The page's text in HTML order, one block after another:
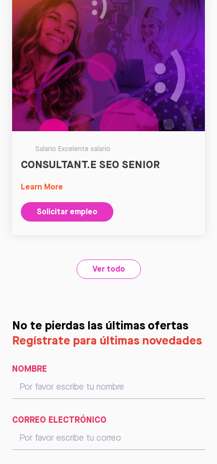
Salario Excelente salario
CONSULTANT.E SEO SENIOR
Learn More
Solicitar empleo
Ver todo
No te pierdas las últimas ofertas
Regístrate para últimas novedades
NOMBRE
CORREO ELECTRÓNICO